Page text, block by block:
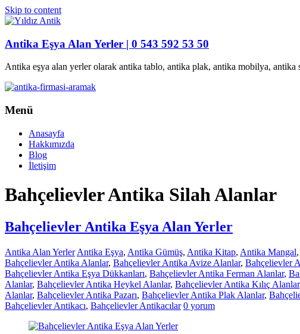
Skip to content
Antika Eşya Alan Yerler | 0 543 592 53 50
Antika eşya alan yerler olarak antika tablo, antika plak, antika mobilya,
Menü
Anasayfa
Hakkımızda
Blog
İletişim
Bahçelievler Antika Silah Alanlar
Bahçelievler Antika Eşya Alan Yerler
Antika Alan Yerler Antika Eşya, Antika Gümüş, Antika Kitap, Antika Mangal,
Bahçelievler Antika Alanlar, Bahçelievler Antika Avize Alanlar, Bahçelievler
Bahçelievler Antika Eşya Dükkanları, Bahçelievler Antika Ferman Alanlar,
Alanlar, Bahçelievler Antika Heykel Alanlar, Bahçelievler Antika Kılıç Alanlar
Alanlar, Bahçelievler Antika Pazarı, Bahçelievler Antika Plak Alanlar,
Bahçelievler Antikacı, Bahçelievler Antikacılar 0 yorum